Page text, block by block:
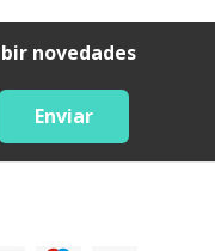
novedades
Enviar